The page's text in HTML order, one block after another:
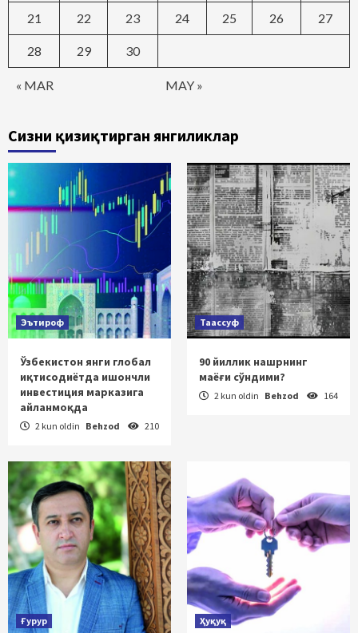
« MAR MAY »
21 22 23 24 25 26 27
28 29 30
Сизни қизиқтирган янгиликлар
Эътироф
Ўзбекистон янги глобал
иқтисодиётда ишончли
инвестиция марказига
айланмоқда
2 kun oldin Behzod 210
Таассуф
90 йиллик нашрнинг
маёғи сўндими?
2 kun oldin Behzod 164
Ғурур Ҳуқуқ